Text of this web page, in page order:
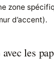
zone
d’accent).
les